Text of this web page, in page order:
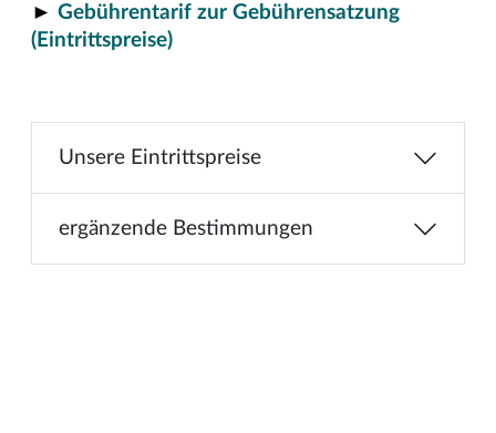
► Gebührentarif zur Gebührensatzung
(Eintrittspreise)
Unsere Eintrittspreise
ergänzende Bestimmungen